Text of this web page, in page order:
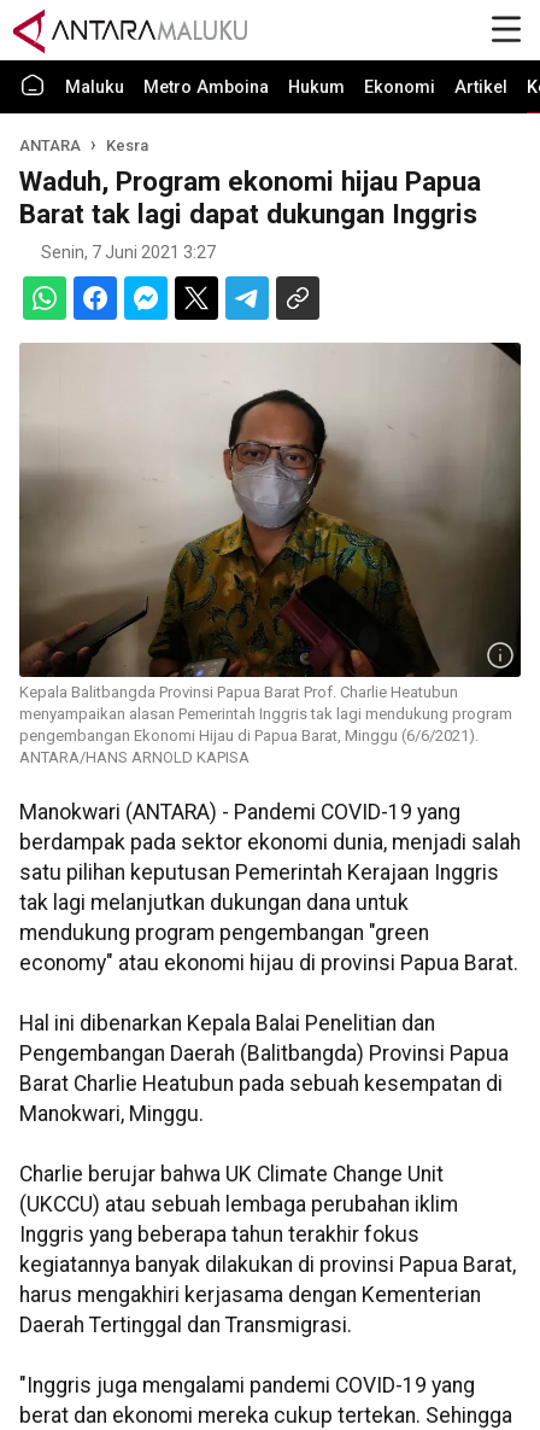
Maluku Metro Amboina Hukum Ekonomi Artikel
ANTARA Kesra
Waduh, Program ekonomi hijau Papua
Barat tak lagi dapat dukungan Inggris
Senin, 7 Juni 2021 3:27
Kepala Balitbangda Provinsi Papua Barat Prof. Charlie Heatubun
menyampaikan alasan Pemerintah Inggris tak lagi mendukung program
pengembangan Ekonomi Hijau di Papua Barat, Minggu (6/6/2021).
ANTARA/HANS ARNOLD KAPISA
Manokwari (ANTARA) - Pandemi COVID-19 yang
berdampak pada sektor ekonomi dunia, menjadi salah
satu pilihan keputusan Pemerintah Kerajaan Inggris
tak lagi melanjutkan dukungan dana untuk
mendukung program pengembangan "green
economy" atau ekonomi hijau di provinsi Papua Barat.
Hal ini dibenarkan Kepala Balai Penelitian dan
Pengembangan Daerah (Balitbangda) Provinsi Papua
Barat Charlie Heatubun pada sebuah kesempatan di
Manokwari, Minggu.
Charlie berujar bahwa UK Climate Change Unit
(UKCCU) atau sebuah lembaga perubahan iklim
Inggris yang beberapa tahun terakhir fokus
kegiatannya banyak dilakukan di provinsi Papua Barat,
harus mengakhiri kerjasama dengan Kementerian
Daerah Tertinggal dan Transmigrasi.
"Inggris juga mengalami pandemi COVID-19 yang
berat dan ekonomi mereka cukup tertekan. Sehingga